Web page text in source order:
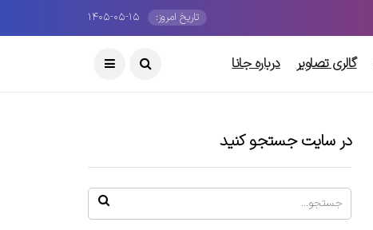
تاریخ امروز: ۱۴۰۵-۰۵-۱۵
گالری تصاویر درباره جانا
در سایت جستجو کنید